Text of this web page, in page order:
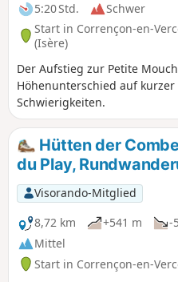
5:20 Std.
Schwer
Start in Corrençon-en-
(Isère)
Der Aufstieg zur Petite
Höhenunterschied auf
Schwierigkeiten.
Hütten der
du Play,
Visorando-Mitglied
8,72 km
+541 m -
Mittel
Start in Corrençon-en-